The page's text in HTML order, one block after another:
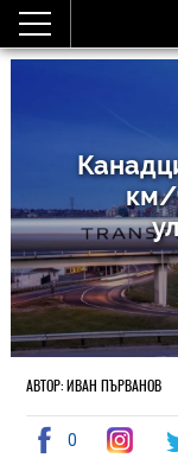
км/
АВТОР: ИВАН ПЪРВАНОВ
0